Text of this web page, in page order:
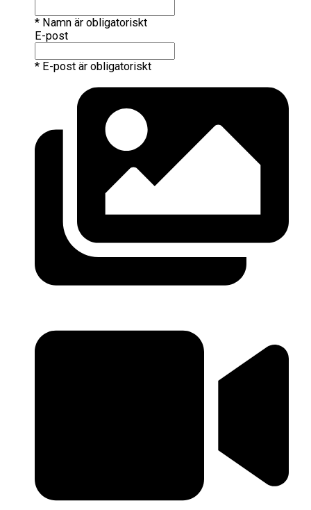
* Namn är obligatoriskt
E-post
* E-post är obligatoriskt